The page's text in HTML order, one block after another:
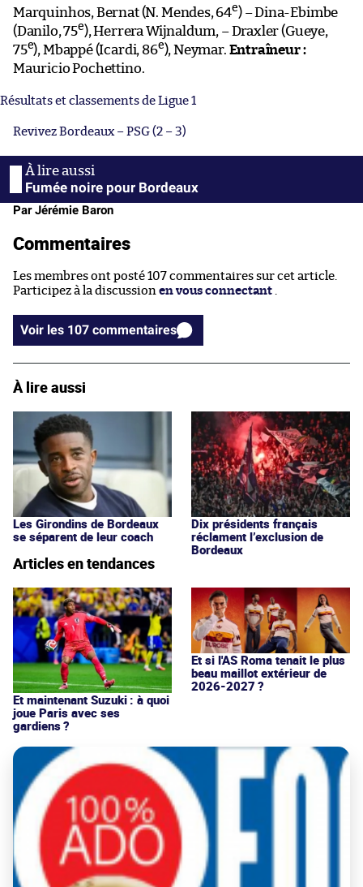
Marquinhos, Bernat (N. Mendes, 64e) – Dina-Ebimbe
(Danilo, 75e), Herrera Wijnaldum, – Draxler (Gueye,
75e), Mbappé (Icardi, 86e), Neymar. Entraîneur :
Mauricio Pochettino.
Résultats et classements de Ligue 1
Revivez Bordeaux – PSG (2 – 3)
Fumée noire pour Bordeaux
Par Jérémie Baron
Commentaires
Les membres ont posté 107 commentaires sur cet article.
Participez à la discussion en vous connectant
Voir les 107 commentaires
À lire aussi
Les Girondins de Bordeaux
se séparent de leur coach
Dix présidents français
réclament l’exclusion de
Bordeaux
Articles en tendances
Et maintenant Suzuki : à quoi
joue Paris avec ses
gardiens ?
Et si l'AS Roma tenait le plus
beau maillot extérieur de
2026-2027 ?